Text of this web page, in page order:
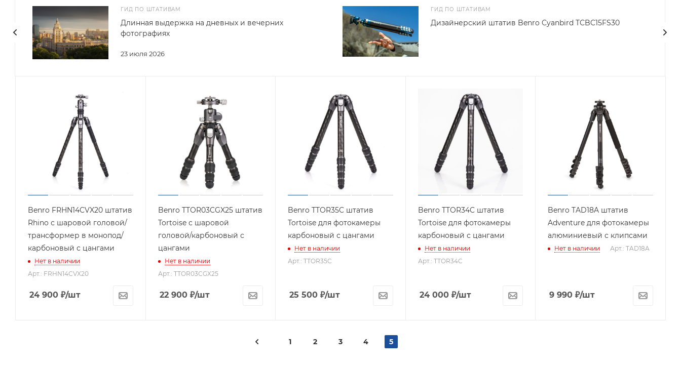
ГИД ПО ШТАТИВАМ
23 июля 2026
Длинная выдержка на дневных и вечерних
фотографиях
ГИД ПО ШТАТИВАМ
Дизайнерский штатив Benro Cyanbird TCBC15FS30
Benro FRHN14CVX20 штатив
Rhino с шаровой головой/
трансформер в монопод/
карбоновый с цангами
Нет в наличии
Арт.: FRHN14CVX20
24 900 ₽/шт
Benro TTOR03CGX25 штатив
Tortoise с шаровой
головой/карбоновый с
цангами
Нет в наличии
Арт.: TTOR03CGX25
22 900₽/шт
Benro TTOR35C штатив
Tortoise для фотокамеры
карбоновый с цангами
Нет в наличии
Арт.: TTOR35C
25 500 ₽/шт
Benro TTOR34C штатив
Tortoise для фотокамеры
карбоновый с цангами
Нет в наличии
Арт.: TTOR34C
24 000₽/шт
Benro TAD18A штатив
Adventure для фотокамеры
алюминиевый с клипсами
Нет в наличии Арт.: TAD18A
9 990 ₽/шт
1 2 3 4 5